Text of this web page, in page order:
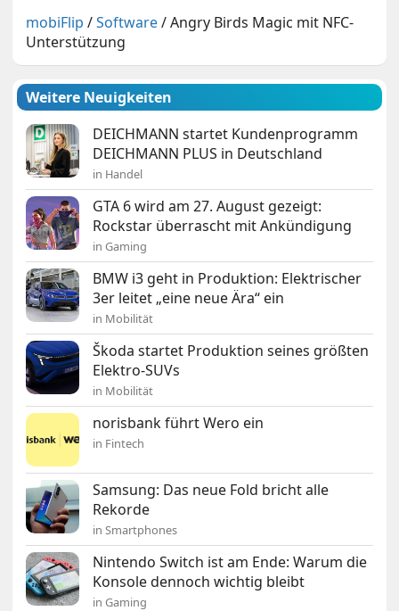
mobiFlip /Software/Angry Birds Magic mit NFC-
Unterstützung
Weitere Neuigkeiten
DEICHMANN startet Kundenprogramm
DEICHMANN PLUS in Deutschland
in Handel
GTA 6 wird am 27. August gezeigt:
Rockstar überrascht mit Ankündigung
in Gaming
BMW i3 geht in Produktion: Elektrischer
3er leitet „eine neue Ära“ ein
in Mobilität
Škoda startet Produktion seines größten
Elektro-SUVs
in Mobilität
norisbank führt Wero ein
in Fintech
Samsung: Das neue Fold bricht alle
Rekorde
in Smartphones
Nintendo Switch ist am Ende: Warum die
Konsole dennoch wichtig bleibt
in Gaming